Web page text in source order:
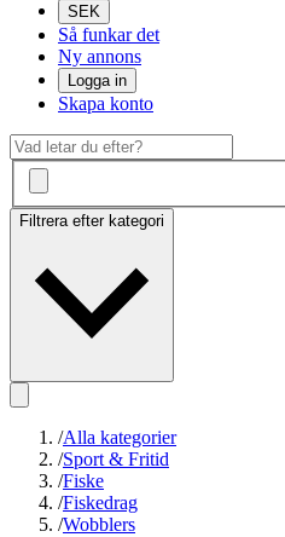
SEK
Så funkar det
Ny annons
Logga in
Skapa konto
Filtrera efter kategori
/Alla kategorier
/Sport & Fritid
/Fiske
/Fiskedrag
/Wobblers